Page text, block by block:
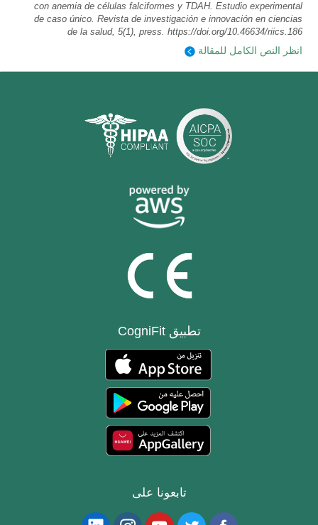
con anemia de células falciformes y TDAH. Estudio experimental
de caso único. Revista de investigación e innovación en ciencias
de la salud, 5(1), press. https://doi.org/10.46634/riics.186
انظر النص الكامل للمقالة
تطبيق CogniFit
تابعونا على